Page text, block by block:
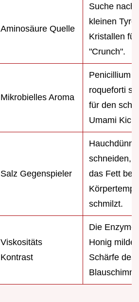
Aminosäure Quelle
Suche nach
kleinen
Kristallen
"Crunch".
Mikrobielles Aroma
Penicillium
roqueforti
für den
Umami Kick.
Salz Gegenspieler
Hauchdünn
schneiden,
das Fett bei
schmilzt.
Viskositäts
Kontrast
Die Enzyme
Honig
Schärfe des